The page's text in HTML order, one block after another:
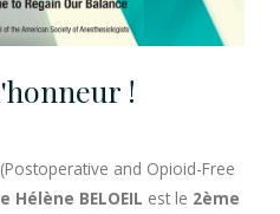
!
(Postoperative and Opioid-Free
Hélène BELOEIL est le 2ème